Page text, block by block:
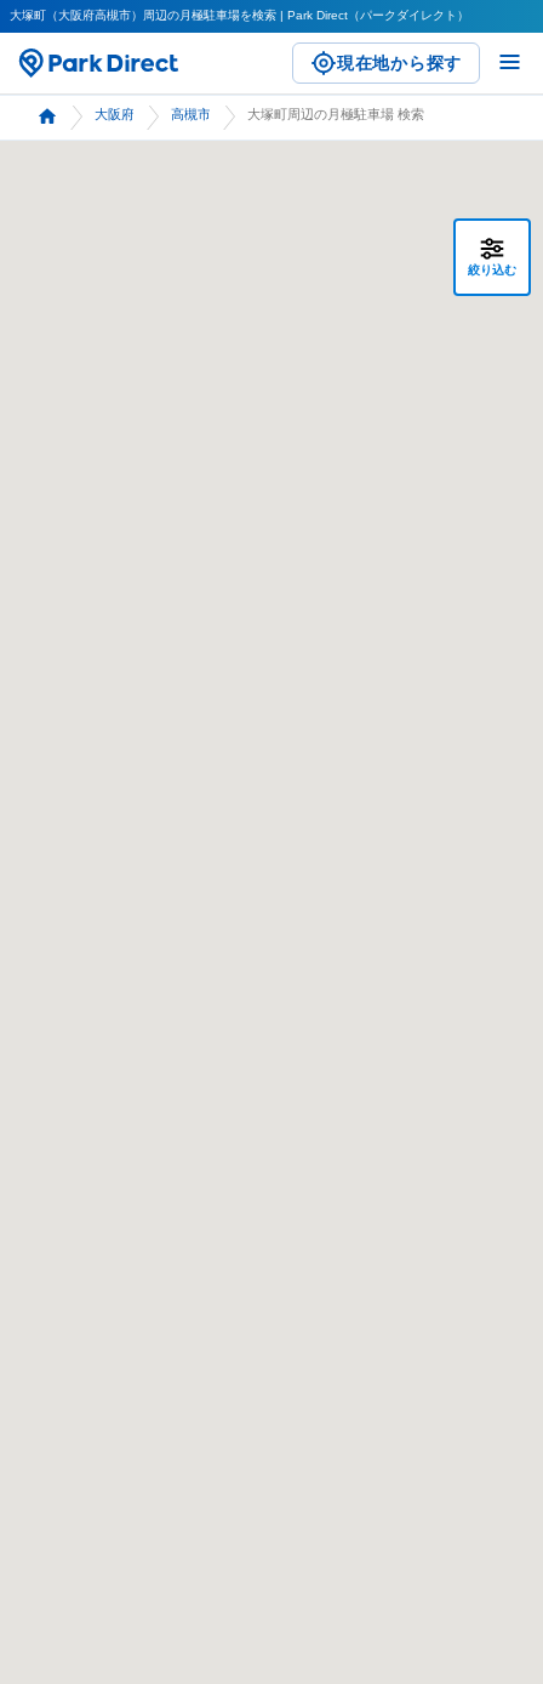
大塚町（大阪府高槻市）周辺の月極駐車場を検索 | Park Direct（パークダイレクト）
現在地から探す
大阪府 高槻市 大塚町周辺の月極駐車場 検索
絞り込む